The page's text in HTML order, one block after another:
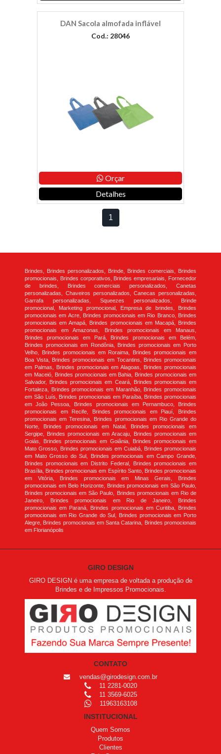
DAN Sacola almofada inflável
Cod.: 28046
Orçar
Detalhes
1
Brindes, Brindes personalizados, Brinde, Brindes comerciais, Brindes
promocionais, Brindes corporativos, Brindes empresariais, Fornecedor
de brindes, Brindes comerciais personalizados, Canetas
personalizadas, Chaveiros personalizados, Canecas personalizadas,
Garrafa personalizadas, Squeezes personalizados, Brinde
promocional, Marketing promocional, Empresa de brindes, Brindes
promocionais em Acre, Brindes promocionais em Rio Branco, Brindes
promocionais em Amapá, Brindes promocionais em Macapá, Brindes
promocionais em Amazonas, Brindes promocionais em Manaus,
Brindes promocionais em Pará, Brindes promocionais em Belém,
Brindes promocionais em Rondônia, Brindes promocionais em Porto
Velho, Brindes promocionais em Roraima, Brindes promocionais em
Boa Vista, Brindes promocionais em Tocantins, Brindes promocionais
em Palmas, Brindes promocionais em Alagoas, Brindes promocionais
em Maceió, Brindes promocionais em Bahia, Brindes promocionais em
Salvador, Brindes promocionais em Ceará, Brindes promocionais em
Fortaleza, Brindes promocionais em Maranhão, Brindes promocionais
em São Luís, Brindes promocionais em Paraíba, Brindes promocionais
em João Pessoa, Brindes promocionais em Pernambuco, Brindes
promocionais em Recife, Brindes promocionais em Piauí, Brindes
promocionais em Teresina, Brindes promocionais em Rio Grande do
Norte, Brindes promocionais em Natal, Brindes promocionais em
Sergipe, Brindes promocionais em Aracaju, Brindes promocionais em
Goiás, Brindes promocionais em Goiânia, Brindes promocionais em
Mato Grosso, Brindes promocionais em Cuiabá, Brindes promocionais
em Mato Grosso do Sul, Brindes promocionais em Campo Grande,
Brindes promocionais em Distrito Federal, Brindes promocionais em
Brasília, Brindes promocionais em Espírito Santo, Brindes promocionais
em Vitória, Brindes promocionais em Minas Gerais, Brindes
promocionais em Belo Horizonte, Brindes promocionais em São Paulo,
Brindes promocionais em São Paulo, Brindes promocionais em Rio de
Janeiro, Brindes promocionais em Rio de Janeiro, Brindes
promocionais em Paraná, Brindes promocionais em Curitiba, Brindes
promocionais em Rio Grande do Sul, Brindes promocionais em Porto
Alegre, Brindes promocionais em Santa Catarina, Brindes promocionais
em Florianópolis
GIRO DESIGN
GIRO DESIGN é uma empresa de voltada a produção de
Brindes e de Impressos Promocionais.
CONTATO
vendas@girodesign.com.br
11 2281-0020
11 3569-6025
11963163108
INSTITUCIONAL
Quem Somos
Produtos
Clientes